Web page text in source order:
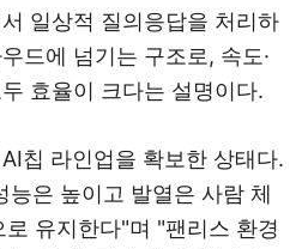
일상적 질의응답을 처리하
드에 넘기는 구조로, 속도·
효율이 크다는 설명이다.
칩 라인업을 확보한 상태다.
능은 높이고 발열은 사람 체
유지한다"며 "팬리스 환경